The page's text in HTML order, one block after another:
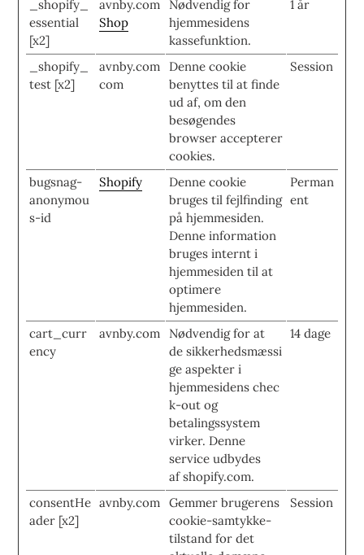
_shopify_
essential
[x2]
avnby.com
Shop
Nødvendig for
hjemmesidens
kassefunktion.
1 år
_shopify_
test [x2]
avnby.com
com
Denne cookie
benyttes til at finde
ud af, om den
besøgendes
browser accepterer
cookies.
Session
bugsnag-
anonymou
s-id
Shopify
Denne cookie
bruges til fejlfinding
på hjemmesiden.
Denne information
bruges internt i
hjemmesiden til at
optimere
hjemmesiden.
Perman
ent
cart_curr
ency
avnby.com
Nødvendig for at
de sikkerhedsmæssi
ge aspekter i
hjemmesidens chec
k-out og
betalingssystem
virker. Denne
service udbydes
af shopify.com.
14 dage
consentHe
ader [x2]
avnby.com Gemmer brugerens
cookie-samtykke-
tilstand for det
Session